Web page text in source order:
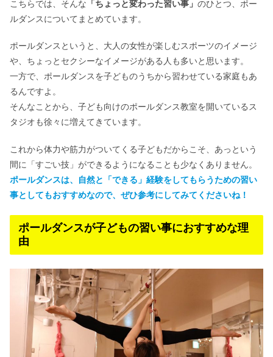
こちらでは、そんな 「ちょっと変わった習い事」 のひとつ、ポー
ルダンスについてまとめています。
ポールダンスというと、大人の女性が楽しむスポーツのイメージ
や、ちょっとセクシーなイメージがある人も多いと思います。
一方で、ポールダンスを子どものうちから習わせている家庭もあ
るんですよ。
そんなことから、子ども向けのポールダンス教室を開いているス
タジオも徐々に増えてきています。
これから体力や筋力がついてくる子どもだからこそ、あっという
間に「すごい技」ができるようになることも少なくありません。
ポールダンスは、自然と「できる」経験をしてもらうための習い
事としてもおすすめなので、ぜひ参考にしてみてくださいね！
ポールダンスが子どもの習い事におすすめな理
由